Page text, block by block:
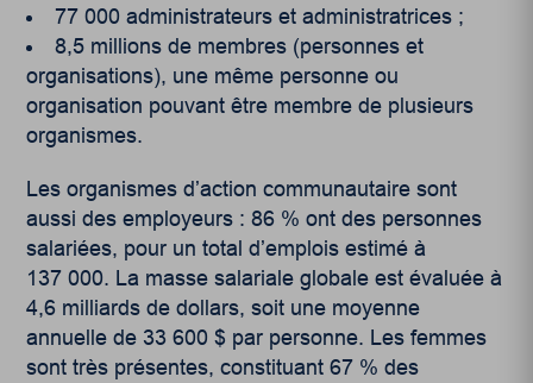
77 000 administrateurs et administratrices ;
8,5 millions de membres (personnes et
organisations), une même personne ou
organisation pouvant être membre de plusieurs
organismes.
Les organismes d’action communautaire sont
aussi des employeurs : 86 % ont des personnes
salariées, pour un total d’emplois estimé à
137 000. La masse salariale globale est évaluée à
4,6 milliards de dollars, soit une moyenne
annuelle de 33 600 $ par personne. Les femmes
sont très présentes, constituant 67 % des